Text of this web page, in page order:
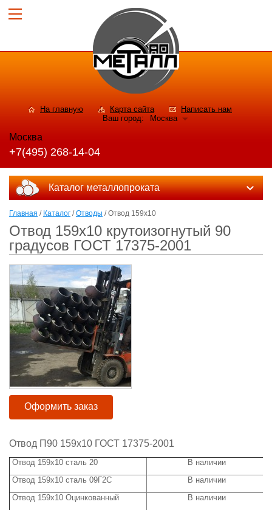
На главную Карта сайта
Написать нам
Ваш город:
Москва
Москва
+7(495) 268-14-04
Каталог металлопроката
Главная / Каталог /Отводы / Отвод 159х10
Отвод 159х10 крутоизогнутый 90
градусов ГОСТ 17375-2001
Оформить заказ
Отвод П90 159х10 ГОСТ 17375-2001
Отвод 159х10 сталь 20
В наличии
Отвод 159х10 сталь 09Г2С
В наличии
Отвод 159х10 Оцинкованный
В наличии